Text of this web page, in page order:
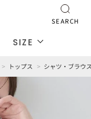
SEARCH
SIZE
トップス シャツ・ブラウ